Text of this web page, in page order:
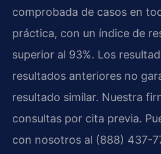
comprobada de casos en
práctica, con un índice de
superior al 93%. Los
resultados anteriores no
resultado similar. Nuestra
consultas por cita previa.
con nosotros al (888) 437-